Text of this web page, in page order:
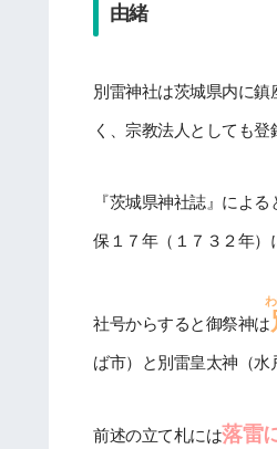
由緒
別雷神社は茨城県内に
く、宗教法人としても登
『茨城県神社誌』によ
保１７年（１７３２年）
社号からすると御祭神は
ば市）と別雷皇太神（水
前述の立て札には落雷